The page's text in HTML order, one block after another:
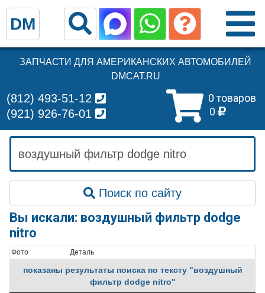
ЗАПЧАСТИ ДЛЯ АМЕРИКАНСКИХ АВТОМОБИЛЕЙ
DMCAT.RU
0 товаров
0
(812) 493-51-12
(921) 926-76-01
Поиск по сайту
Вы искали: воздушный фильтр dodge
nitro
Фото Деталь
показаны результаты поиска по тексту "воздушный
фильтр dodge nitro"
DM